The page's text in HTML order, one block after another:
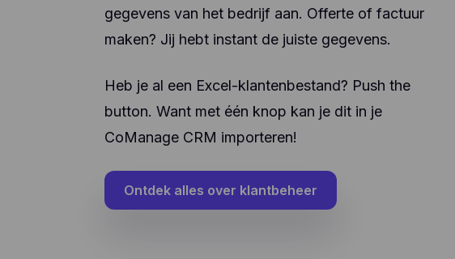
gegevens van het bedrijf aan. Offerte of factuur
maken? Jij hebt instant de juiste gegevens.
Heb je al een Excel-klantenbestand? Push the
button. Want met één knop kan je dit in je
CoManage CRM importeren!
Ontdek alles over klantbeheer
verkiezen aan te
enz.). Hotjar
te verzamelen
apparaten.
gebruikersprofiel.
gebruiken om
aan verdere